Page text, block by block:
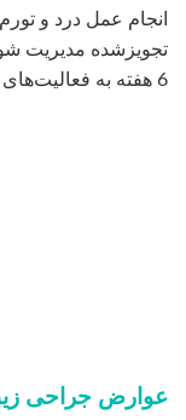
انجام عمل درد و
تجویزشده مدیریت
6 هفته به فعالیت‌های روزانه خود و تمرینات ورزشی بپردازند.